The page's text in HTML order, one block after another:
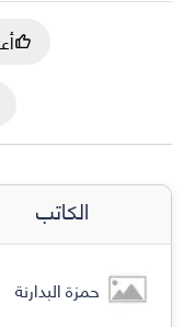
الكاتب
حمزة البدارنة